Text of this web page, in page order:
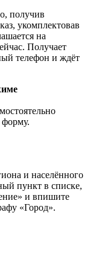
получив
укомплектовав
на
Получает
телефон и ждёт
форму.
и населённого
пункт в списке,
и впишите
«Город».